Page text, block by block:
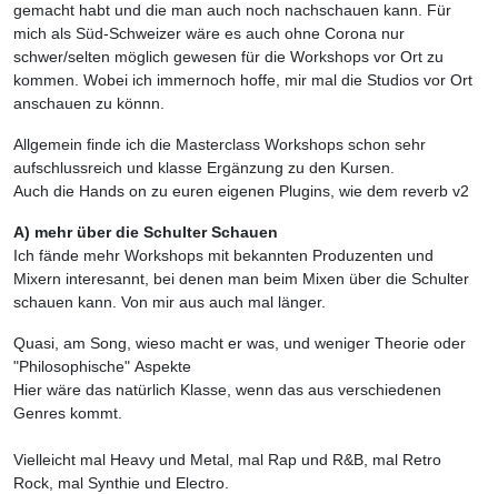
gemacht habt und die man auch noch nachschauen kann. Für
mich als Süd-Schweizer wäre es auch ohne Corona nur
schwer/selten möglich gewesen für die Workshops vor Ort zu
kommen. Wobei ich immernoch hoffe, mir mal die Studios vor Ort
anschauen zu könnn.
Allgemein finde ich die Masterclass Workshops schon sehr
aufschlussreich und klasse Ergänzung zu den Kursen.
Auch die Hands on zu euren eigenen Plugins, wie dem reverb v2
A) mehr über die Schulter Schauen
Ich fände mehr Workshops mit bekannten Produzenten und
Mixern interesannt, bei denen man beim Mixen über die Schulter
schauen kann. Von mir aus auch mal länger.
Quasi, am Song, wieso macht er was, und weniger Theorie oder
"Philosophische" Aspekte
Hier wäre das natürlich Klasse, wenn das aus verschiedenen
Genres kommt.
Vielleicht mal Heavy und Metal, mal Rap und R&B, mal Retro
Rock, mal Synthie und Electro.